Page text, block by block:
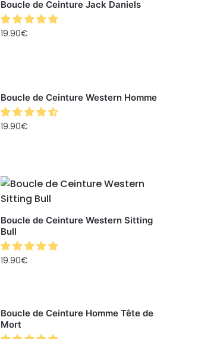
Boucle de Ceinture Jack Daniels
19.90€
Boucle de Ceinture Western Homme
19.90€
Boucle de Ceinture Western Sitting
Bull
19.90€
Boucle de Ceinture Homme Tête de
Mort